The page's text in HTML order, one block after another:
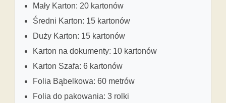
Mały Karton: 20 kartonów
Średni Karton: 15 kartonów
Duży Karton: 15 kartonów
Karton na dokumenty: 10 kartonów
Karton Szafa: 6 kartonów
Folia Bąbelkowa: 60 metrów
Folia do pakowania: 3 rolki